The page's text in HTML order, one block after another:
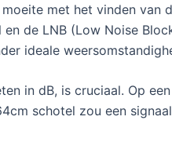
met het vinden
de LNB (Low Noise
ideale
in dB, is cruciaal. Op een
schotel zou een